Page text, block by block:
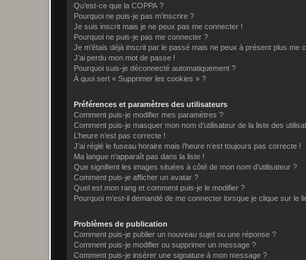
Qu’est-ce que la COPPA ?
Pourquoi ne puis-je pas m’inscrire ?
Je suis inscrit mais je ne peux pas me connecter !
Pourquoi ne puis-je pas me connecter ?
Je m’étais déjà inscrit par le passé mais ne peux à présent plus me
J’ai perdu mon mot de passe !
Pourquoi suis-je déconnecté automatiquement ?
À quoi sert « Supprimer les cookies » ?
Préférences et paramètres des utilisateurs
Comment puis-je modifier mes paramètres ?
Comment puis-je masquer mon nom d’utilisateur de la liste des
L’heure n’est pas correcte !
J’ai réglé le fuseau horaire mais l’heure n’est toujours pas correcte !
Ma langue n’apparaît pas dans la liste !
Que signifient les images situées à côté de mon nom d’utilisateur ?
Comment puis-je afficher un avatar ?
Quel est mon rang et comment puis-je le modifier ?
Pourquoi m’est-il demandé de me connecter lorsque je clique sur le
Problèmes de publication
Comment puis-je publier un nouveau sujet ou une réponse ?
Comment puis-je modifier ou supprimer un message ?
Comment puis-je insérer une signature à mon message ?